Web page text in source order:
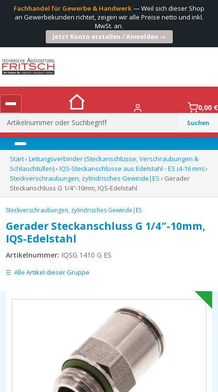
Fachhandel für Gewerbe & Handwerk— Weil sich dieser Shop
an Gewerbekunden richtet, zeigen wir alle Preise netto und inkl.
MwSt. an.
Jetzt Konto erstellen / Anmelden →
Suchen
nach:
0,00 €
Menü
Start› Leitungsverbinder (Steckanschlüsse, Verschraubungen &
Schlauchtüllen)› IQS-Steckanschlüsse aus Edelstahl - ES (4-16 mm)›
Steckverschraubungen, zylindrisches Gewinde|ES › Gerader
Steckanschluss G 1/4″-10mm, IQS-Edelstahl
Steckverschraubungen, zylindrisches Gewinde|ES
Gerader Steckanschluss G 1/4″-10mm,
IQS-Edelstahl
Artikelnummer: IQSG 1410 G ES
Alle Artikel dieser Gruppe